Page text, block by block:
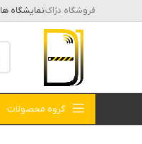
فروشگاه دژاکنمایشگاه ها
گروه محصولات